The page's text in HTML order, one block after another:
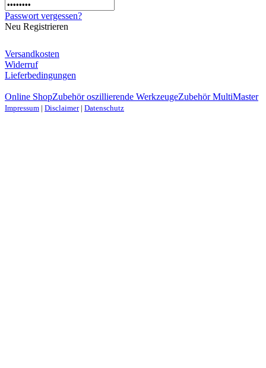
Passwort vergessen?
Neu Registrieren
Versandkosten
Widerruf
Lieferbedingungen
Online ShopZubehör oszillierende WerkzeugeZubehör MultiMaster
Impressum | Disclaimer| Datenschutz